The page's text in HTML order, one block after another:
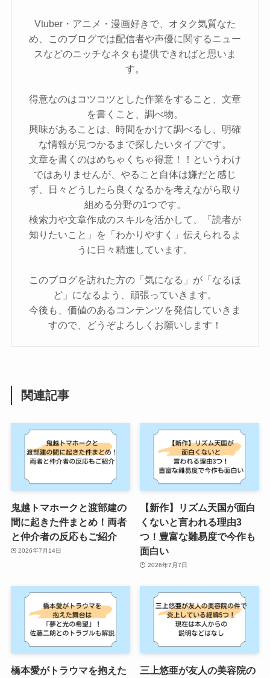
Vtuber・アニメ・漫画好きで、オタク気質なた
め、このブログでは配信者や声優に関するニュー
スなどのニッチなネタも提供できればと思いま
す。
得意なのはコツコツとした作業をすること、文章
を書くこと、調べ物。
興味があることは、時間をかけて調べるし、明確
な情報が見つかるまで探したいタイプです。
文章を書くのはめちゃくちゃ得意！！というわけ
ではありませんが、やること自体は嫌だと感じ
ず、日々どうしたら良くなるかを考えながら取り
組める分野の1つです。
検索力や文章作成のスキルを活かして、「読者が
知りたいこと」を「わかりやすく」伝えられるよ
うに日々精進しています。
このブログを訪れた方の「気になる」が「なるほ
ど」になるよう、頑張っていきます。
今後も、価値のあるコンテンツを発信していきま
すので、どうぞよろしくお願いします！
関連記事
鬼越トマホークと渡部建の
間に起きた件まとめ！両者
と仲介者の反応もご紹介
2026年7月14日
【新作】リズム天国が面白
くないと言われる理由3
つ！豊富な難易度で今作も
面白い
2026年7月7日
橋本愛がトラウマを抱えた
三上悠亜が友人の美容院の